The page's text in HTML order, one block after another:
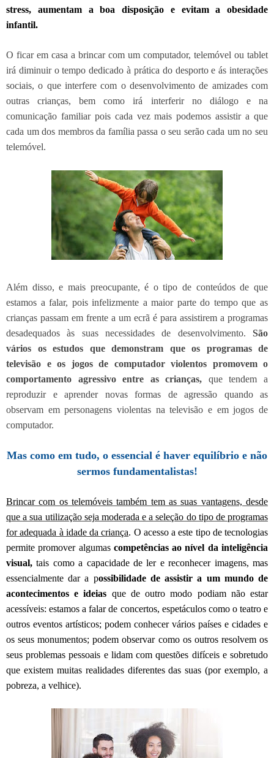
stress, aumentam a boa disposição e evitam a obesidade
infantil.
O ficar em casa a brincar com um computador, telemóvel ou tablet
irá diminuir o tempo dedicado à prática do desporto e ás interações
sociais, o que interfere com o desenvolvimento de amizades com
outras crianças, bem como irá interferir no diálogo e na
comunicação familiar pois cada vez mais podemos assistir a que
cada um dos membros da família passa o seu serão cada um no seu
telemóvel.
Além disso, e mais preocupante, é o tipo de conteúdos de que
estamos a falar, pois infelizmente a maior parte do tempo que as
crianças passam em frente a um ecrã é para assistirem a programas
desadequados às suas necessidades de desenvolvimento. São
vários os estudos que demonstram que os programas de
televisão e os jogos de computador violentos promovem o
comportamento agressivo entre as crianças, que tendem a
reproduzir e aprender novas formas de agressão quando as
observam em personagens violentas na televisão e em jogos de
computador.
Mas como em tudo, o essencial é haver equilíbrio e não
sermos fundamentalistas!
Brincar com os telemóveis também tem as suas vantagens, desde
que a sua utilização seja moderada e a seleção do tipo de programas
for adequada à idade da criança. O acesso a este tipo de tecnologias
permite promover algumas competências ao nível da inteligência
visual, tais como a capacidade de ler e reconhecer imagens, mas
essencialmente dar a possibilidade de assistir a um mundo de
acontecimentos e ideias que de outro modo podiam não estar
acessíveis: estamos a falar de concertos, espetáculos como o teatro e
outros eventos artísticos; podem conhecer vários países e cidades e
os seus monumentos; podem observar como os outros resolvem os
seus problemas pessoais e lidam com questões difíceis e sobretudo
que existem muitas realidades diferentes das suas (por exemplo, a
pobreza, a velhice).